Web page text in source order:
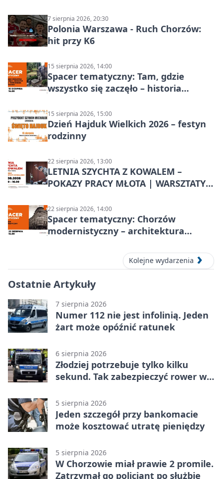
7 sierpnia 2026, 20:30
Polonia Warszawa - Ruch Chorzów:
hit przy K6
15 sierpnia 2026, 14:00
Spacer tematyczny: Tam, gdzie
wszystko się zaczęło – historia
15 sierpnia 2026, 15:00
Dzień Hajduk Wielkich 2026 – festyn
rodzinny
22 sierpnia 2026, 13:00
LETNIA SZYCHTA Z KOWALEM –
POKAZY PRACY MŁOTA | WARSZTATY
22 sierpnia 2026, 14:00
Spacer tematyczny: Chorzów
modernistyczny – architektura
Kolejne wydarzenia
Ostatnie Artykuły
7 sierpnia 2026
Numer 112 nie jest infolinią. Jeden
żart może opóźnić ratunek
6 sierpnia 2026
Złodziej potrzebuje tylko kilku
sekund. Tak zabezpieczyć rower w
5 sierpnia 2026
Jeden szczegół przy bankomacie
może kosztować utratę pieniędzy
5 sierpnia 2026
W Chorzowie miał prawie 2 promile.
Zatrzymał go policjant po służbie